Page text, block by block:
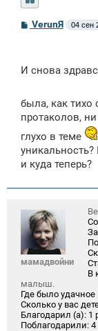
С
о
е
е
VerunЯ 04 сен
И снова
была, как тихо
протаколов,
глухо в теме
и куда теперь?
мамадвойни
В
малыш.
Где было
Сколько у вас
Благодарил (а): 1
Поблагодарили: 4